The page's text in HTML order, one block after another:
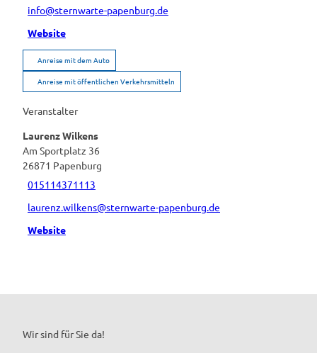
info@sternwarte-papenburg.de
Website
Anreise mit dem Auto
Anreise mit öffentlichen Verkehrsmitteln
Veranstalter
Laurenz Wilkens
Am Sportplatz 36
26871 Papenburg
015114371113
laurenz.wilkens@sternwarte-papenburg.de
Website
Wir sind für Sie da!